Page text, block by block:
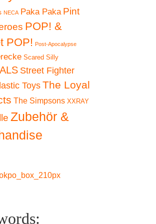
NECA Paka Paka Pint
POP! &
POP! Post-Apocalypse
Scared Silly
Street Fighter
ToysThe Loyal
The Simpsons XXRAY
Zubehör &